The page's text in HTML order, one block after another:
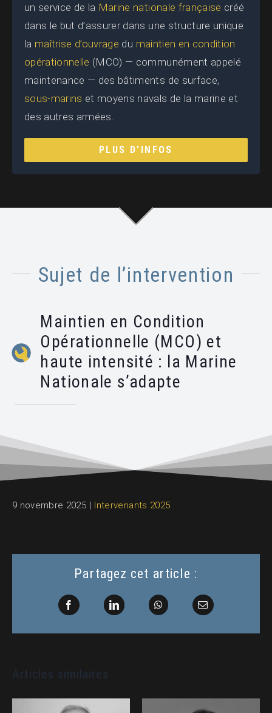
un service de la Marine nationale française créé
dans le but d’assurer dans une structure unique
la maîtrise d’ouvrage du maintien en condition
opérationnelle (MCO) — communément appelé
maintenance — des bâtiments de surface,
sous-marins et moyens navals de la marine et
des autres armées.
PLUS D’INFOS
Sujet de l’intervention
Maintien en Condition
Opérationnelle (MCO) et
haute intensité : la Marine
Nationale s’adapte
9 novembre 2025 Intervenants 2025
Partagez cet article :
Facebook LinkedIn WhatsAppEmail
Articles similaires